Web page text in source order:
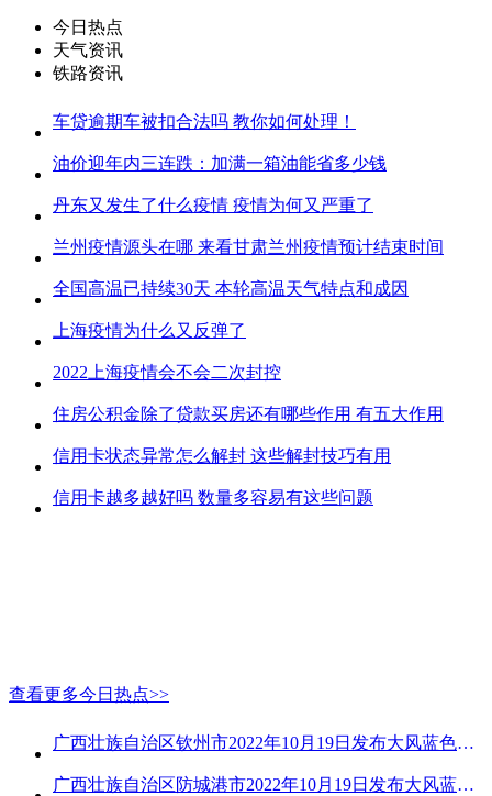
今日热点
天气资讯
铁路资讯
车贷逾期车被扣合法吗 教你如何处理！
油价迎年内三连跌：加满一箱油能省多少钱
丹东又发生了什么疫情 疫情为何又严重了
兰州疫情源头在哪 来看甘肃兰州疫情预计结束时间
全国高温已持续30天 本轮高温天气特点和成因
上海疫情为什么又反弹了
2022上海疫情会不会二次封控
住房公积金除了贷款买房还有哪些作用 有五大作用
信用卡状态异常怎么解封 这些解封技巧有用
信用卡越多越好吗 数量多容易有这些问题
查看更多今日热点>>
广西壮族自治区钦州市2022年10月19日发布大风蓝色预警
广西壮族自治区防城港市2022年10月19日发布大风蓝色预警